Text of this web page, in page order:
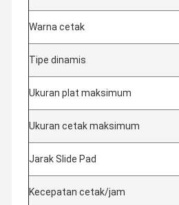
Warna cetak
Tipe dinamis
Ukuran plat maksimum
Ukuran cetak maksimum
Jarak Slide Pad
Kecepatan cetak/jam